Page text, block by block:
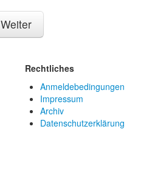
Weiter
Rechtliches
Anmeldebedingungen
Impressum
Archiv
Datenschutzerklärung